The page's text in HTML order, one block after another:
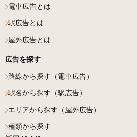
電車広告とは
駅広告とは
屋外広告とは
広告を探す
路線から探す（電車広告）
駅名から探す（駅広告）
エリアから探す（屋外広告）
種類から探す